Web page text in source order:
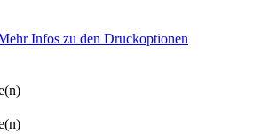
Infos zu den Druckoptionen